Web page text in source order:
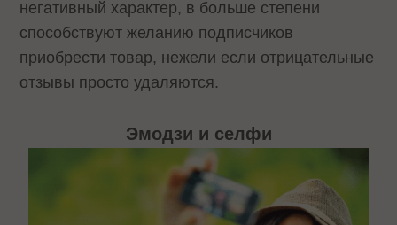
негативный характер, в больше степени
способствуют желанию подписчиков
приобрести товар, нежели если отрицательные
отзывы просто удаляются.
Эмодзи и селфи